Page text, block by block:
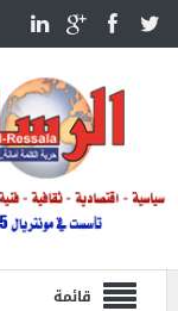
قائمة